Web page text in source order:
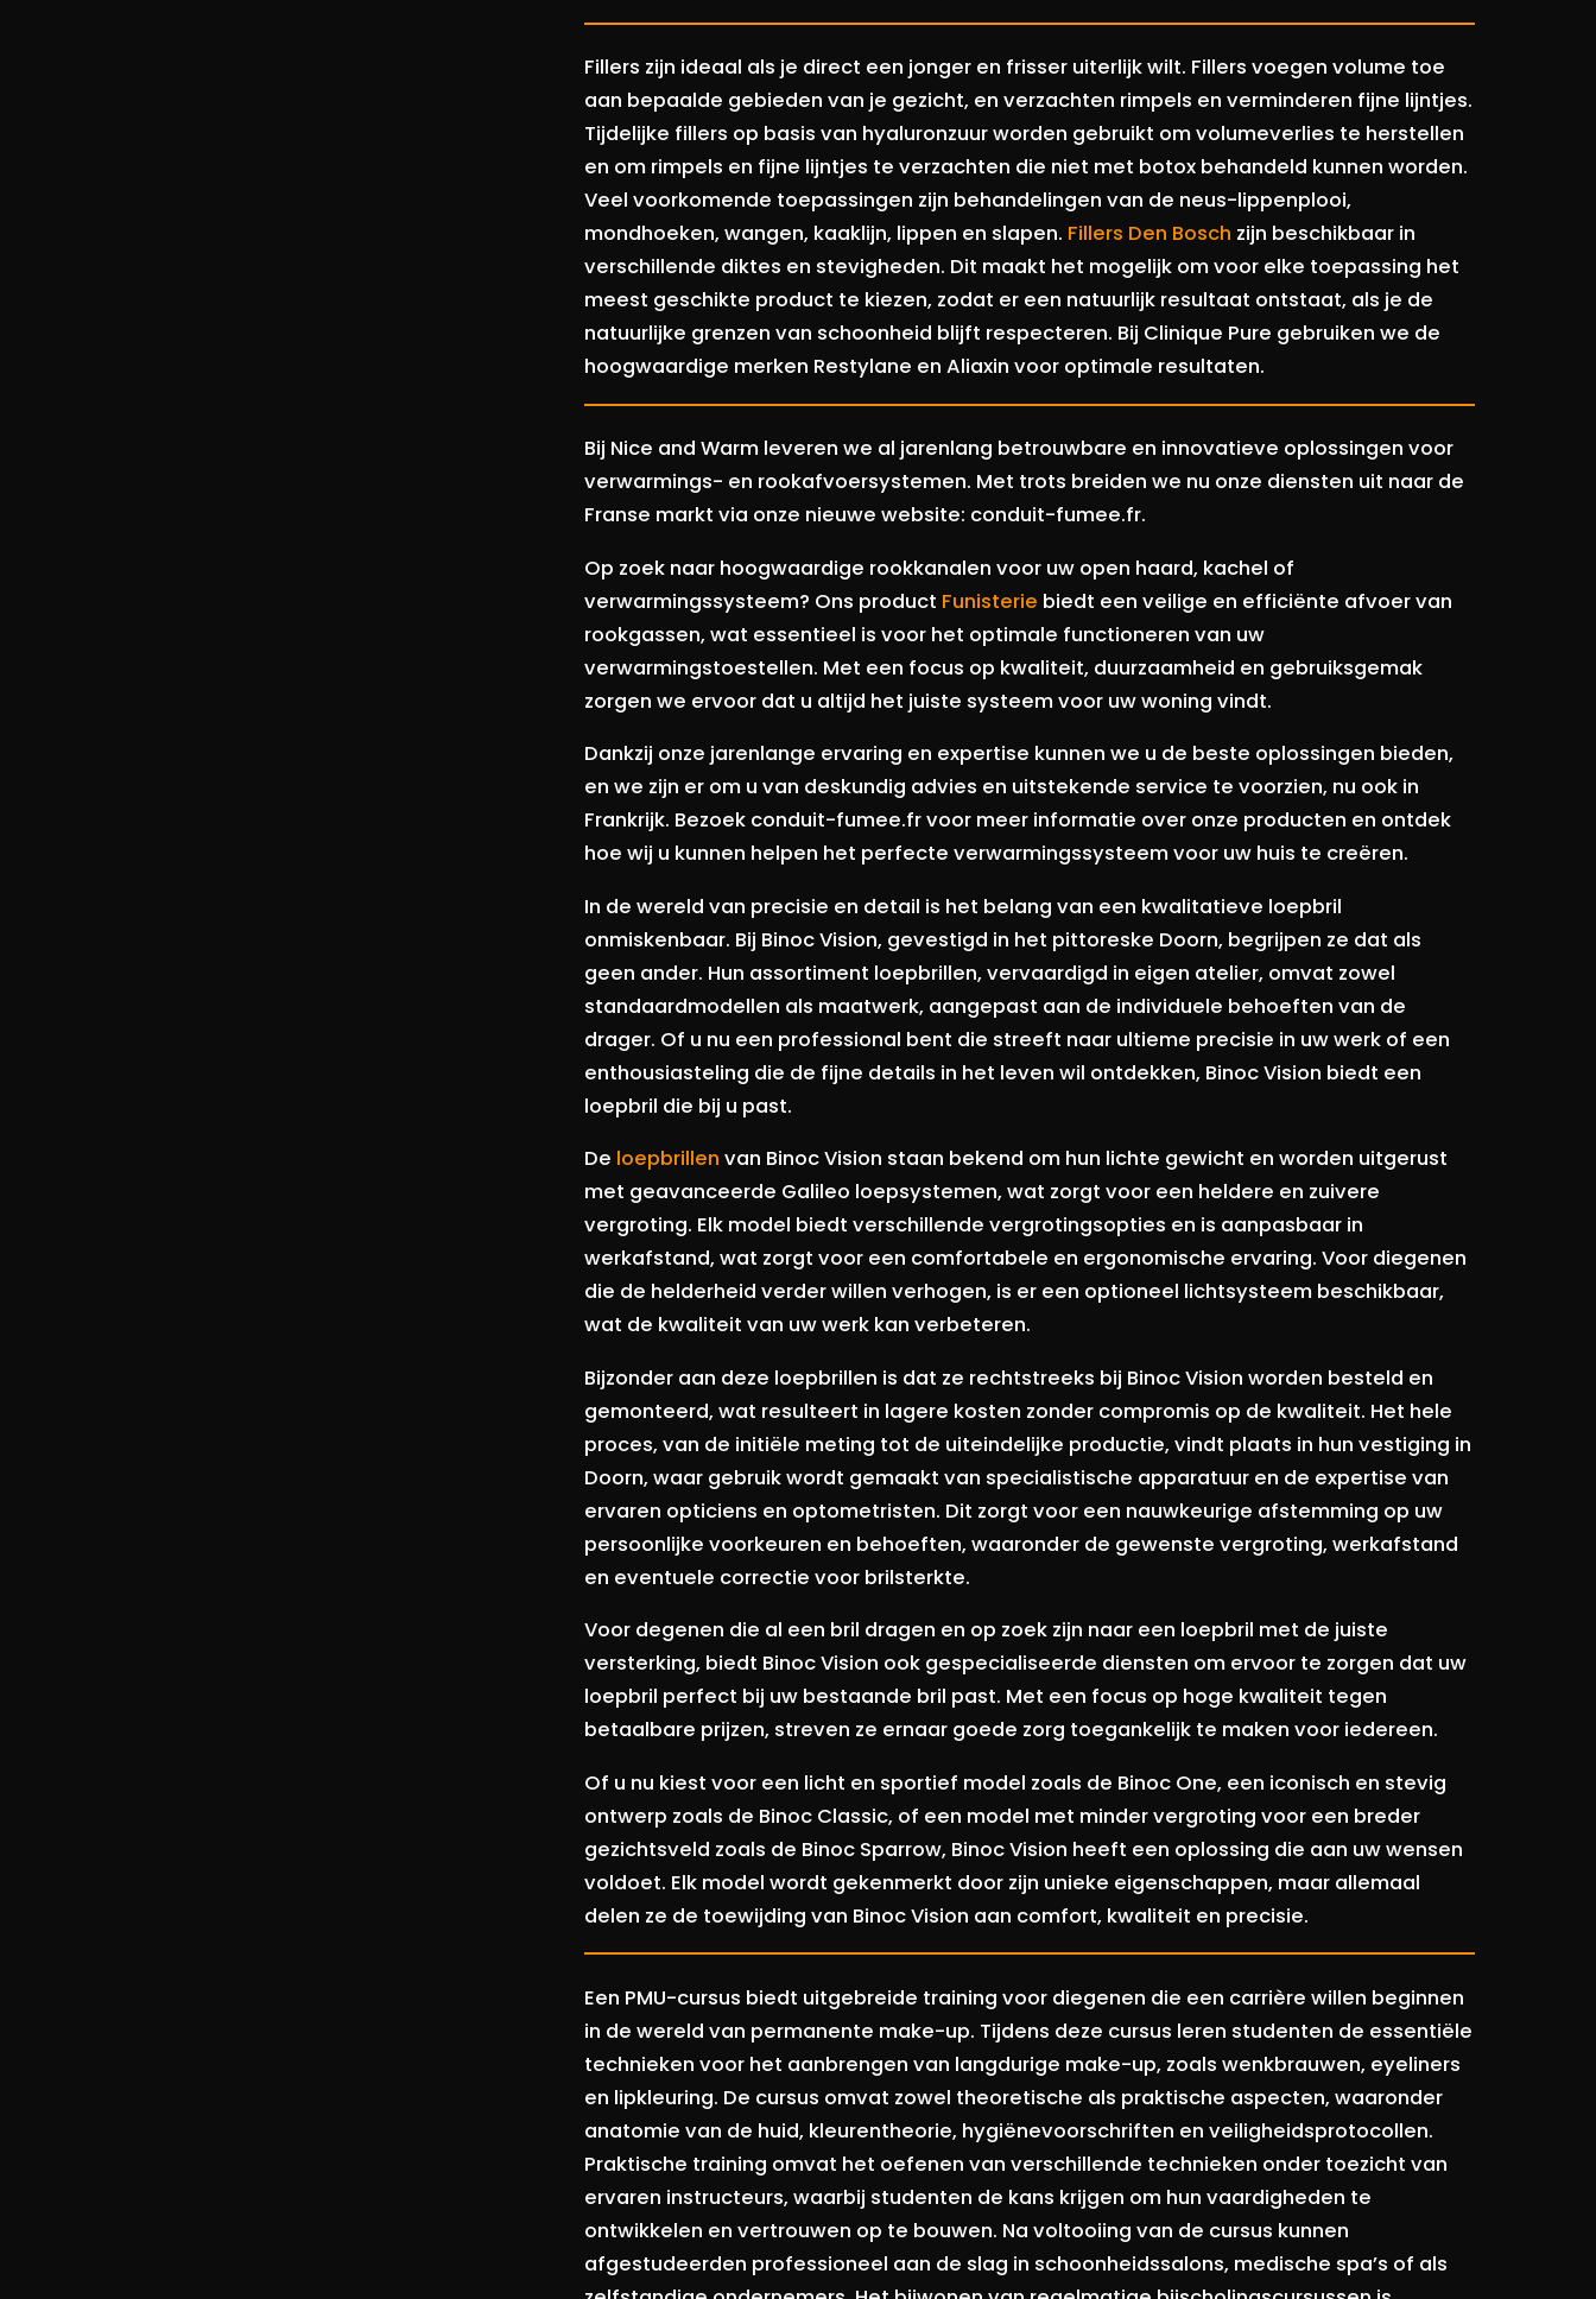
Fillers zijn ideaal als je direct een jonger en frisser uiterlijk wilt. Fillers voegen volume toe
aan bepaalde gebieden van je gezicht, en verzachten rimpels en verminderen fijne lijntjes.
Tijdelijke fillers op basis van hyaluronzuur worden gebruikt om volumeverlies te herstellen
en om rimpels en fijne lijntjes te verzachten die niet met botox behandeld kunnen worden.
Veel voorkomende toepassingen zijn behandelingen van de neus-lippenplooi,
mondhoeken, wangen, kaaklijn, lippen en slapen. Fillers Den Bosch zijn beschikbaar in
verschillende diktes en stevigheden. Dit maakt het mogelijk om voor elke toepassing het
meest geschikte product te kiezen, zodat er een natuurlijk resultaat ontstaat, als je de
natuurlijke grenzen van schoonheid blijft respecteren. Bij Clinique Pure gebruiken we de
hoogwaardige merken Restylane en Aliaxin voor optimale resultaten.
Bij Nice and Warm leveren we al jarenlang betrouwbare en innovatieve oplossingen voor
verwarmings- en rookafvoersystemen. Met trots breiden we nu onze diensten uit naar de
Franse markt via onze nieuwe website: conduit-fumee.fr.
Op zoek naar hoogwaardige rookkanalen voor uw open haard, kachel of
verwarmingssysteem? Ons product Funisterie biedt een veilige en efficiënte afvoer van
rookgassen, wat essentieel is voor het optimale functioneren van uw
verwarmingstoestellen. Met een focus op kwaliteit, duurzaamheid en gebruiksgemak
zorgen we ervoor dat u altijd het juiste systeem voor uw woning vindt.
Dankzij onze jarenlange ervaring en expertise kunnen we u de beste oplossingen bieden,
en we zijn er om u van deskundig advies en uitstekende service te voorzien, nu ook in
Frankrijk. Bezoek conduit-fumee.fr voor meer informatie over onze producten en ontdek
hoe wij u kunnen helpen het perfecte verwarmingssysteem voor uw huis te creëren.
In de wereld van precisie en detail is het belang van een kwalitatieve loepbril
onmiskenbaar. Bij Binoc Vision, gevestigd in het pittoreske Doorn, begrijpen ze dat als
geen ander. Hun assortiment loepbrillen, vervaardigd in eigen atelier, omvat zowel
standaardmodellen als maatwerk, aangepast aan de individuele behoeften van de
drager. Of u nu een professional bent die streeft naar ultieme precisie in uw werk of een
enthousiasteling die de fijne details in het leven wil ontdekken, Binoc Vision biedt een
loepbril die bij u past.
De loepbrillen van Binoc Vision staan bekend om hun lichte gewicht en worden uitgerust
met geavanceerde Galileo loepsystemen, wat zorgt voor een heldere en zuivere
vergroting. Elk model biedt verschillende vergrotingsopties en is aanpasbaar in
werkafstand, wat zorgt voor een comfortabele en ergonomische ervaring. Voor diegenen
die de helderheid verder willen verhogen, is er een optioneel lichtsysteem beschikbaar,
wat de kwaliteit van uw werk kan verbeteren.
Bijzonder aan deze loepbrillen is dat ze rechtstreeks bij Binoc Vision worden besteld en
gemonteerd, wat resulteert in lagere kosten zonder compromis op de kwaliteit. Het hele
proces, van de initiële meting tot de uiteindelijke productie, vindt plaats in hun vestiging in
Doorn, waar gebruik wordt gemaakt van specialistische apparatuur en de expertise van
ervaren opticiens en optometristen. Dit zorgt voor een nauwkeurige afstemming op uw
persoonlijke voorkeuren en behoeften, waaronder de gewenste vergroting, werkafstand
en eventuele correctie voor brilsterkte.
Voor degenen die al een bril dragen en op zoek zijn naar een loepbril met de juiste
versterking, biedt Binoc Vision ook gespecialiseerde diensten om ervoor te zorgen dat uw
loepbril perfect bij uw bestaande bril past. Met een focus op hoge kwaliteit tegen
betaalbare prijzen, streven ze ernaar goede zorg toegankelijk te maken voor iedereen.
Of u nu kiest voor een licht en sportief model zoals de Binoc One, een iconisch en stevig
ontwerp zoals de Binoc Classic, of een model met minder vergroting voor een breder
gezichtsveld zoals de Binoc Sparrow, Binoc Vision heeft een oplossing die aan uw wensen
voldoet. Elk model wordt gekenmerkt door zijn unieke eigenschappen, maar allemaal
delen ze de toewijding van Binoc Vision aan comfort, kwaliteit en precisie​​​​.
Een PMU-cursus biedt uitgebreide training voor diegenen die een carrière willen beginnen
in de wereld van permanente make-up. Tijdens deze cursus leren studenten de essentiële
technieken voor het aanbrengen van langdurige make-up, zoals wenkbrauwen, eyeliners
en lipkleuring. De cursus omvat zowel theoretische als praktische aspecten, waaronder
anatomie van de huid, kleurentheorie, hygiënevoorschriften en veiligheidsprotocollen.
Praktische training omvat het oefenen van verschillende technieken onder toezicht van
ervaren instructeurs, waarbij studenten de kans krijgen om hun vaardigheden te
ontwikkelen en vertrouwen op te bouwen. Na voltooiing van de cursus kunnen
afgestudeerden professioneel aan de slag in schoonheidssalons, medische spa’s of als